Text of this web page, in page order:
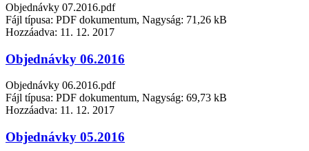
Objednávky 07.2016.pdf
Fájl típusa: PDF dokumentum, Nagyság: 71,26 kB
Hozzáadva: 11. 12. 2017
Objednávky 06.2016
Objednávky 06.2016.pdf
Fájl típusa: PDF dokumentum, Nagyság: 69,73 kB
Hozzáadva: 11. 12. 2017
Objednávky 05.2016